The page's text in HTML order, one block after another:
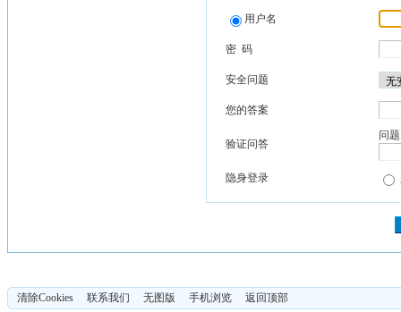
用户名
密 码
安全问题
您的答案
验证问答
问
隐身登录
清除Cookies 联系我们 无图版 手机浏览 返回顶部